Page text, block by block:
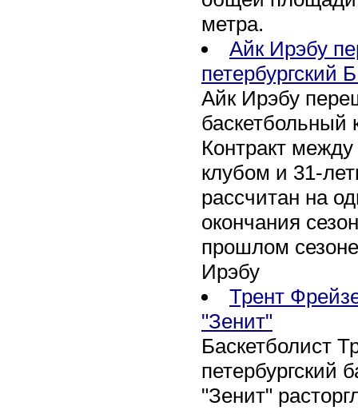
метра.
Айк Ирэбу
петербургский
Айк Ирэбу
баскетбольный
Контракт между
клубом и 31-
рассчитан на
окончания
прошлом
Ирэбу
Трент
"Зенит"
Баскетболист
петербургский
"Зенит"